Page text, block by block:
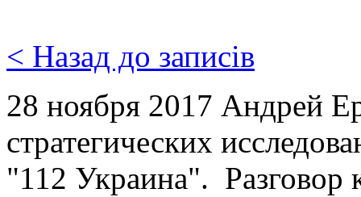
< Назад до записів
28 ноября 2017 Андрей
стратегических
"112 Украина". Разговор